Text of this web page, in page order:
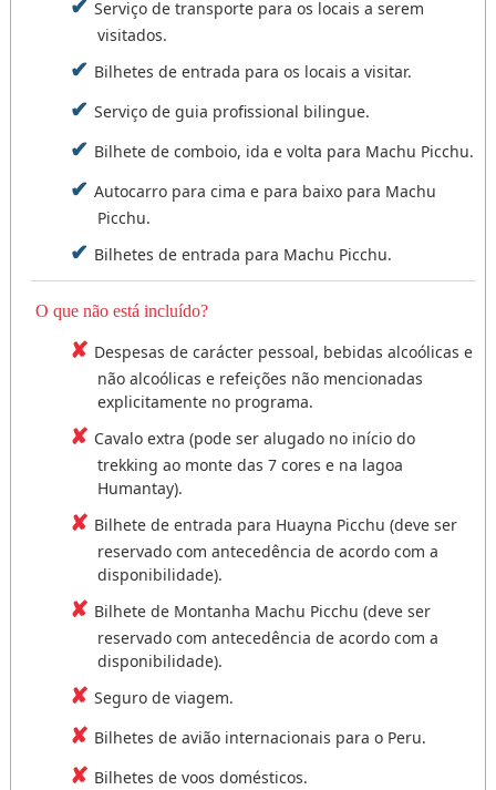
Horário: 05:00 - 16:00.
Comida: Café da manhã e almoço
Alojamento: Cusco.
pela mesma rota de subida.
a nossa caminhada (Llaqto), de onde o nosso
transporte nos leva ao restaurante para o nosso
delicioso almoço buffet Novo Andina.
Regressamos à cidade de Puma.
Horário: 04:00 - 18:00 horas.
Comida: Café da manhã e almoço
Alojamento: Cusco.
opção para desfrutar destes locais únicos.
Finalmente, descemos para a cidade de Aguas
no comboio que nos leva à estação de
Ollantaytambo, onde o nosso transporte estará à
espera para nos levar de volta à cidade de Cusco.
Horário: 05:30 - 22:00.
Comida: Pequeno-almoço.
Alojamento: Cusco.
Serviço de transporte para os locais a serem
visitados.
Bilhetes de entrada para os locais a visitar.
Serviço de guia profissional bilingue.
Bilhete de comboio, ida e volta para Machu Picchu.
Autocarro para cima e para baixo para Machu
Picchu.
Bilhetes de entrada para Machu Picchu.
O que não está incluído?
Despesas de carácter pessoal, bebidas alcoólicas e
não alcoólicas e refeições não mencionadas
explicitamente no programa.
Cavalo extra (pode ser alugado no início do
trekking ao monte das 7 cores e na lagoa
Humantay).
Bilhete de entrada para Huayna Picchu (deve ser
reservado com antecedência de acordo com a
disponibilidade).
Bilhete de Montanha Machu Picchu (deve ser
reservado com antecedência de acordo com a
disponibilidade).
Seguro de viagem.
Bilhetes de avião internacionais para o Peru.
Bilhetes de voos domésticos.